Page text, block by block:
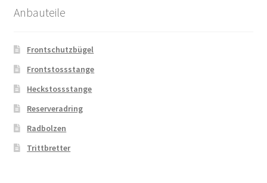
Anbauteile
Frontschutzbügel
Frontstossstange
Heckstossstange
Reserveradring
Radbolzen
Trittbretter